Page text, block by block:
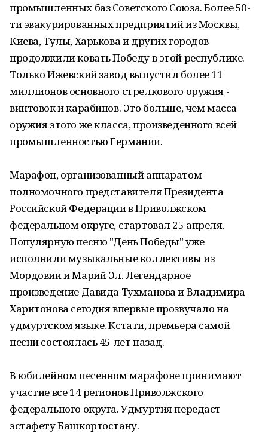
промышленных баз Советского Союза. Более 50-
ти эвакурированных предприятий из Москвы,
Киева, Тулы, Харькова и других городов
продолжили ковать Победу в этой республике.
Только Ижевский завод выпустил более 11
миллионов основного стрелкового оружия -
винтовок и карабинов. Это больше, чем масса
оружия этого же класса, произведенного всей
промышленностью Германии.
Марафон, организованный аппаратом
полномочного представителя Президента
Российской Федерации в Приволжском
федеральном округе, стартовал 25 апреля.
Популярную песню "День Победы" уже
исполнили музыкальные коллективы из
Мордовии и Марий Эл. Легендарное
произведение Давида Тухманова и Владимира
Харитонова сегодня впервые прозвучало на
удмуртском языке. Кстати, премьера самой
песни состоялась 45 лет назад.
В юбилейном песенном марафоне принимают
участие все 14 регионов Приволжского
федерального округа. Удмуртия передаст
эстафету Башкортостану.